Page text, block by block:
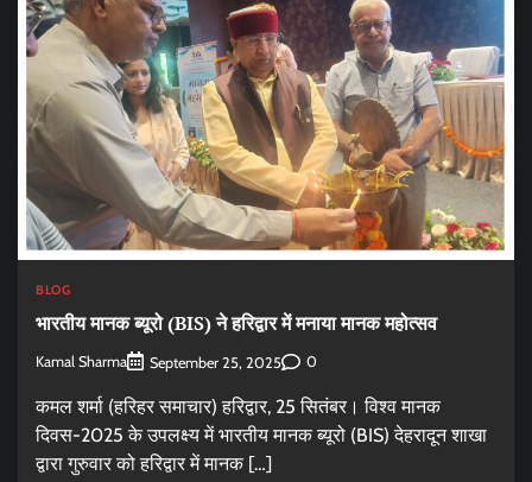
BLOG
भारतीय मानक ब्यूरो (BIS) ने हरिद्वार में मनाया मानक महोत्सव
Kamal Sharma September 25, 2025 0
कमल शर्मा (हरिहर समाचार) हरिद्वार, 25 सितंबर। विश्व मानक
दिवस-2025 के उपलक्ष्य में भारतीय मानक ब्यूरो (BIS) देहरादून शाखा
द्वारा गुरुवार को हरिद्वार में मानक […]